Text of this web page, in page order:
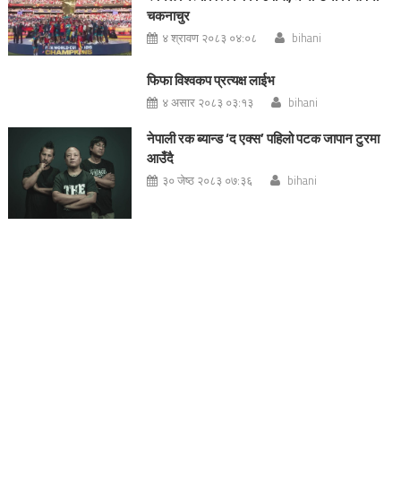
चकनाचुर
४ श्रावण २०८३ ०४:०८ bihani
फिफा विश्वकप प्रत्यक्ष लाईभ
४ असार २०८३ ०३:१३ bihani
नेपाली रक ब्यान्ड ‘द एक्स’ पहिलो पटक जापान टुरमा
आउँदै
३० जेष्ठ २०८३ ०७:३६ bihani